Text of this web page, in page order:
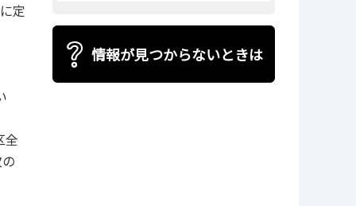
定
全
情報が見つからないときは